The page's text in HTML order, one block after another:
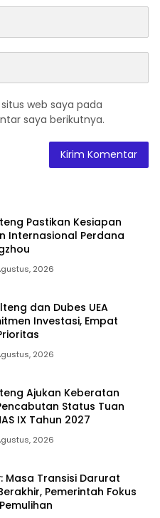
web saya pada
saya berikutnya.
Pastikan Kesiapan
Internasional Perdana
2026
dan Dubes UEA
Investasi, Empat
2026
Ajukan Keberatan
Status Tuan
IX Tahun 2027
2026
Masa Transisi Darurat
Pemerintah Fokus